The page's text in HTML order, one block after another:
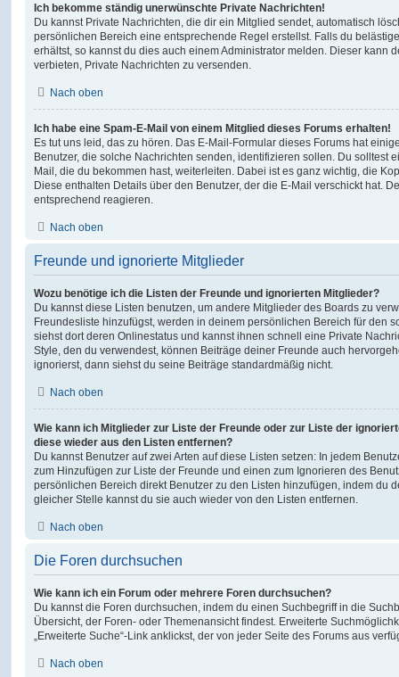
Ich bekomme ständig unerwünschte Private Nachrichten!
Du kannst Private Nachrichten, die dir ein Mitglied sendet, automatisch
persönlichen Bereich eine entsprechende Regel erstellst. Falls du
erhältst, so kannst du dies auch einem Administrator melden. Dieser kann
verbieten, Private Nachrichten zu versenden.
Nach oben
Ich habe eine Spam-E-Mail von einem Mitglied dieses Forums erhalten!
Es tut uns leid, das zu hören. Das E-Mail-Formular dieses Forums hat
Benutzer, die solche Nachrichten senden, identifizieren sollen. Du solltest
Mail, die du bekommen hast, weiterleiten. Dabei ist es ganz wichtig, die
Diese enthalten Details über den Benutzer, der die E-Mail verschickt hat.
entsprechend reagieren.
Nach oben
Freunde und ignorierte Mitglieder
Wozu benötige ich die Listen der Freunde und ignorierten Mitglieder?
Du kannst diese Listen benutzen, um andere Mitglieder des Boards zu
Freundesliste hinzufügst, werden in deinem persönlichen Bereich für den
siehst dort deren Onlinestatus und kannst ihnen schnell eine Private
Style, den du verwendest, können Beiträge deiner Freunde auch
ignorierst, dann siehst du seine Beiträge standardmäßig nicht.
Nach oben
Wie kann ich Mitglieder zur Liste der Freunde oder zur Liste der
diese wieder aus den Listen entfernen?
Du kannst Benutzer auf zwei Arten auf diese Listen setzen: In jedem
zum Hinzufügen zur Liste der Freunde und einen zum Ignorieren des
persönlichen Bereich direkt Benutzer zu den Listen hinzufügen, indem du
gleicher Stelle kannst du sie auch wieder von den Listen entfernen.
Nach oben
Die Foren durchsuchen
Wie kann ich ein Forum oder mehrere Foren durchsuchen?
Du kannst die Foren durchsuchen, indem du einen Suchbegriff in die
Übersicht, der Foren- oder Themenansicht findest. Erweiterte
„Erweiterte Suche“-Link anklickst, der von jeder Seite des Forums aus
Nach oben